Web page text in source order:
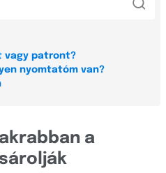
vagy patront?
nyomtatóm van?
a